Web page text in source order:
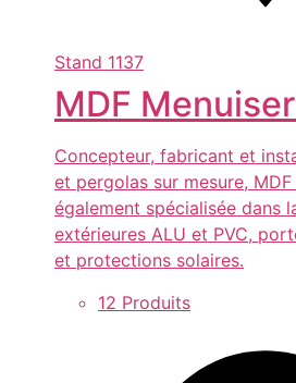
Stand 1137
MDF
Concepteur, fabricant et
et pergolas sur mesure,
également spécialisée dans
extérieures ALU et PVC,
et protections solaires.
12 Produits